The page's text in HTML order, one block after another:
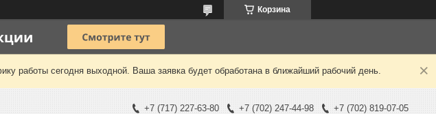
Корзина
работы сегодня выходной. Ваша заявка будет обработана в ближайший рабочий день.
+7 (717) 227-63-80 +7 (702) 247-44-98 +7 (702) 819-07-05